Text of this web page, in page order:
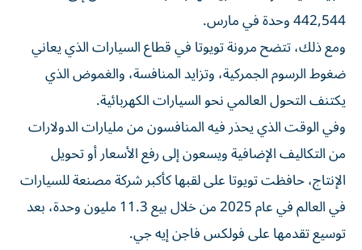
442,544 وحدة في مارس.
ومع ذلك، تتضح مرونة تويوتا في قطاع السيارات الذي يعاني
ضغوط الرسوم الجمركية، وتزايد المنافسة، والغموض الذي
يكتنف التحول العالمي نحو السيارات الكهربائية.
وفي الوقت الذي يحذر فيه المنافسون من مليارات الدولارات
من التكاليف الإضافية ويسعون إلى رفع الأسعار أو تحويل
الإنتاج، حافظت تويوتا على لقبها كأكبر شركة مصنعة للسيارات
في العالم في عام 2025 من خلال بيع 11.3 مليون وحدة، بعد
توسيع تقدمها على فولكس فاجن إيه جي.